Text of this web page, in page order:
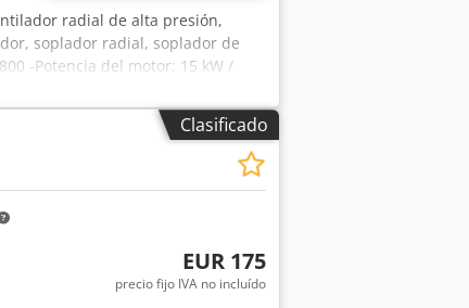
radial de alta presión,
soplador radial, soplador de
-Potencia del motor: 15 kW /
-Salida de conexión: Ø 100 mm
Hlsx Ab Rof -Peso: 367 kg
Clasificado
EUR 175
precio fijo IVA no incluído